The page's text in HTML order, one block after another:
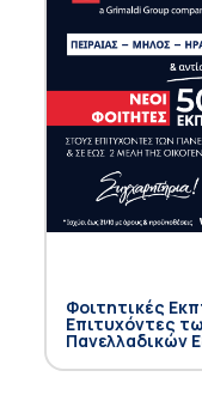
Φοιτητικές
Επιτυχόντες
Πανελλαδικών